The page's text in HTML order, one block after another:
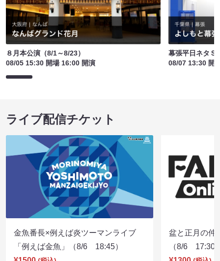
８月本公演（8/1～8/23）
08/05 15:30 開場 16:00 開演
幕張平日ネタＳ
08/07 13:30 開
ライブ配信チケット
金魚番長×例えば炎ツーマンライブ
「例えば金魚」（8/6 18:45）
盆と正月の仲
（8/6 17:30